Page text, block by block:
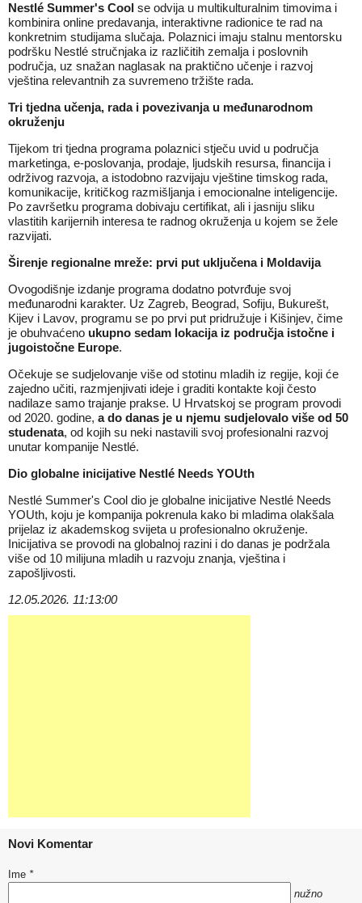
Nestlé Summer's Cool se odvija u multikulturalnim timovima i
kombinira online predavanja, interaktivne radionice te rad na
konkretnim studijama slučaja. Polaznici imaju stalnu mentorsku
podršku Nestlé stručnjaka iz različitih zemalja i poslovnih
područja, uz snažan naglasak na praktično učenje i razvoj
vještina relevantnih za suvremeno tržište rada.
Tri tjedna učenja, rada i povezivanja u međunarodnom
okruženju
Tijekom tri tjedna programa polaznici stječu uvid u područja
marketinga, e-poslovanja, prodaje, ljudskih resursa, financija i
održivog razvoja, a istodobno razvijaju vještine timskog rada,
komunikacije, kritičkog razmišljanja i emocionalne inteligencije.
Po završetku programa dobivaju certifikat, ali i jasniju sliku
vlastitih karijernih interesa te radnog okruženja u kojem se žele
razvijati.
Širenje regionalne mreže: prvi put uključena i Moldavija
Ovogodišnje izdanje programa dodatno potvrđuje svoj
međunarodni karakter. Uz Zagreb, Beograd, Sofiju, Bukurešt,
Kijev i Lavov, programu se po prvi put pridružuje i Kišinjev, čime
je obuhvaćeno ukupno sedam lokacija iz područja istočne i
jugoistočne Europe.
Očekuje se sudjelovanje više od stotinu mladih iz regije, koji će
zajedno učiti, razmjenjivati ideje i graditi kontakte koji često
nadilaze samo trajanje prakse. U Hrvatskoj se program provodi
od 2020. godine, a do danas je u njemu sudjelovalo više od 50
studenata, od kojih su neki nastavili svoj profesionalni razvoj
unutar kompanije Nestlé.
Dio globalne inicijative Nestlé Needs YOUth
Nestlé Summer's Cool dio je globalne inicijative Nestlé Needs
YOUth, koju je kompanija pokrenula kako bi mladima olakšala
prijelaz iz akademskog svijeta u profesionalno okruženje.
Inicijativa se provodi na globalnoj razini i do danas je podržala
više od 10 milijuna mladih u razvoju znanja, vještina i
zapošljivosti.
12.05.2026. 11:13:00
Novi Komentar
Ime *
nužno